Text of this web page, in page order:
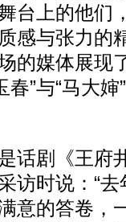
上的他们
感与张力的
的媒体展现
春”与“马大
剧《王府
访时说：“
意的答卷，